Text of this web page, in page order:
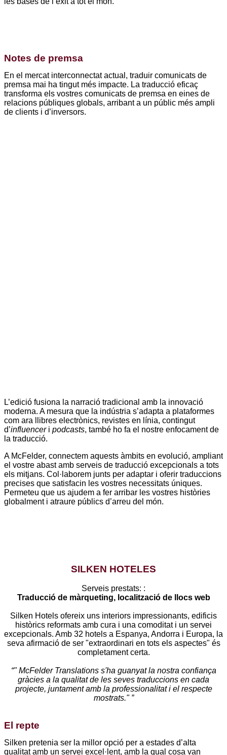
Notes de premsa
En el mercat interconnectat actual, traduir comunicats de
premsa mai ha tingut més impacte. La traducció eficaç
transforma els vostres comunicats de premsa en eines de
relacions públiques globals, arribant a un públic més ampli
de clients i d’inversors.
L’edició fusiona la narració tradicional amb la innovació
moderna. A mesura que la indústria s’adapta a plataformes
com ara llibres electrònics, revistes en línia, contingut
d’influenceri podcasts, també ho fa el nostre enfocament de
la traducció.
A McFelder, connectem aquests àmbits en evolució, ampliant
el vostre abast amb serveis de traducció excepcionals a tots
els mitjans. Col·laborem junts per adaptar i oferir traduccions
precises que satisfacin les vostres necessitats úniques.
Permeteu que us ajudem a fer arribar les vostres històries
globalment i atraure públics d’arreu del món.
SILKEN HOTELES
Serveis prestats: :
Traducció de màrqueting, localització de llocs web
Silken Hotels ofereix uns interiors impressionants, edificis
històrics reformats amb cura i una comoditat i un servei
excepcionals. Amb 32 hotels a Espanya, Andorra i Europa, la
seva afirmació de ser "extraordinari en tots els aspectes" és
completament certa.
“" McFelder Translations s'ha guanyat la nostra confiança
gràcies a la qualitat de les seves traduccions en cada
projecte, juntament amb la professionalitat i el respecte
mostrats." ”
El repte
Silken pretenia ser la millor opció per a estades d’alta
qualitat amb un servei excel·lent, amb la qual cosa van